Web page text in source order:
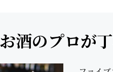
お酒のプロが